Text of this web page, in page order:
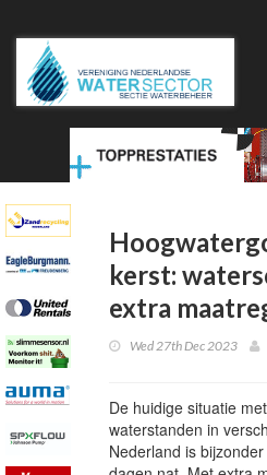
kerst:
extra
Wed 27th Dec 2023
De huidige situatie
waterstanden in
Nederland is